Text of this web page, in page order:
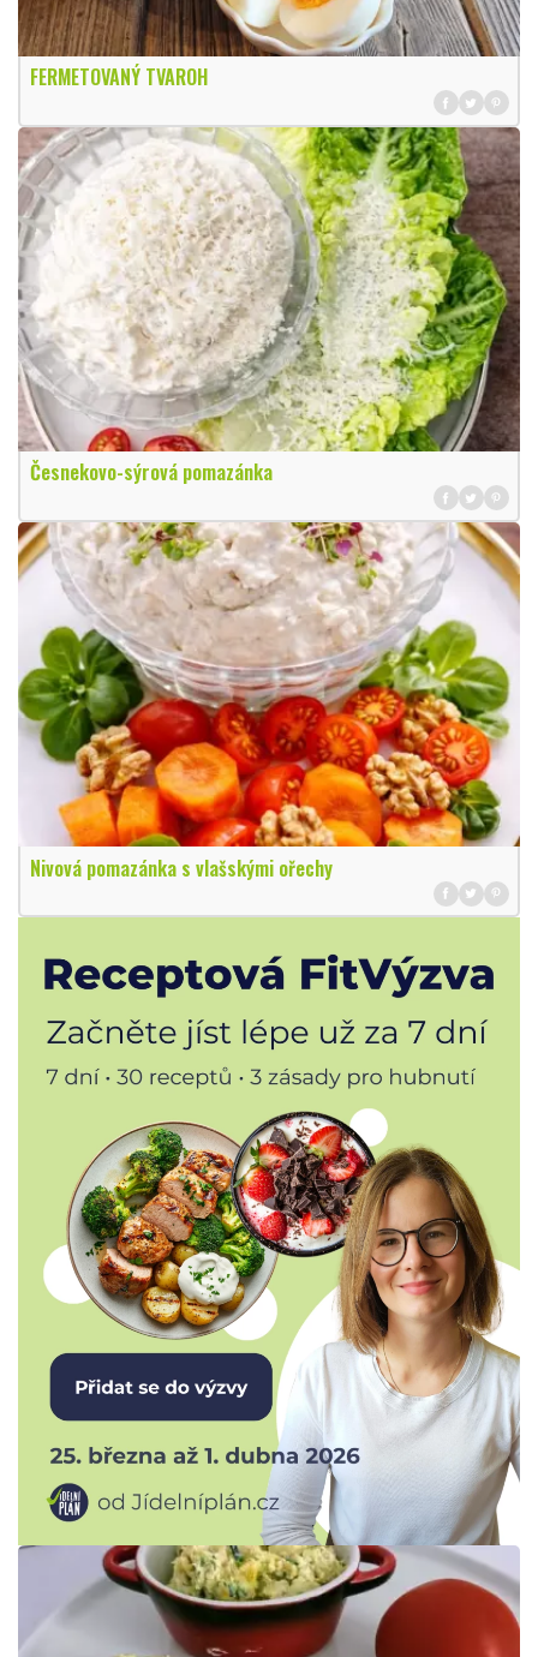
FERMETOVANÝ TVAROH
Česnekovo-sýrová pomazánka
Nivová pomazánka s vlašskými ořechy